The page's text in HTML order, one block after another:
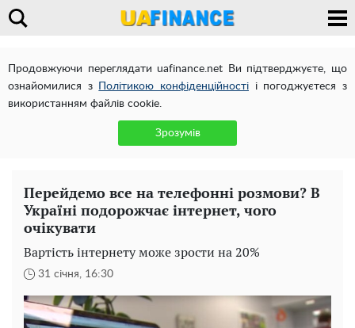
Продовжуючи переглядати uafinance.net Ви підтверджуєте, що
ознайомилися з
Політикою конфіденційності і погоджуєтеся з
використанням файлів cookie.
Зрозумів
Перейдемо все на телефонні розмови? В
Україні подорожчає інтернет, чого
очікувати
Вартість інтернету може зрости на 20%
31 січня, 16:30